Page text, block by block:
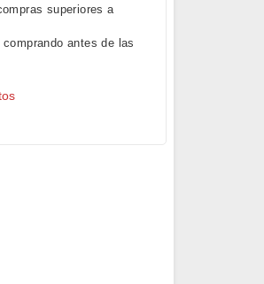
superiores a
antes de las